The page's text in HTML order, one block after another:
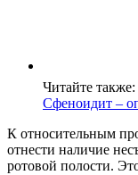
Читайте также:
Сфеноидит –
К относительным
отнести наличие
ротовой полости.